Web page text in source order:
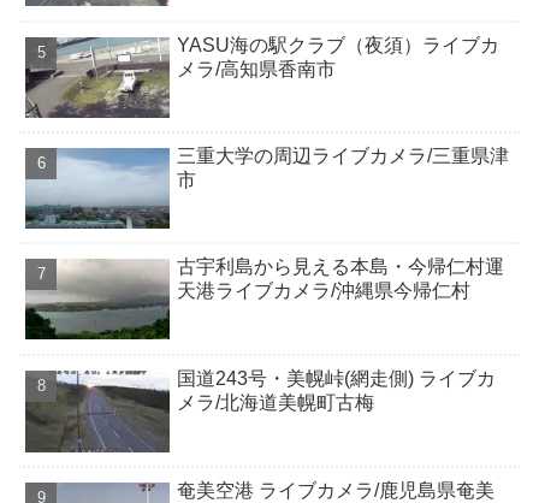
YASU海の駅クラブ（夜須）ライブカ
メラ/高知県香南市
三重大学の周辺ライブカメラ/三重県津
市
古宇利島から見える本島・今帰仁村運
天港ライブカメラ/沖縄県今帰仁村
国道243号・美幌峠(網走側) ライブカ
メラ/北海道美幌町古梅
奄美空港 ライブカメラ/鹿児島県奄美